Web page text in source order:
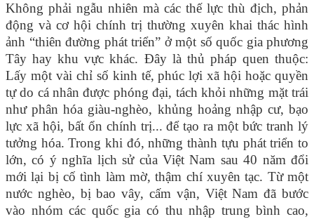
Không phải ngẫu nhiên mà các thế lực thù địch, phản
động và cơ hội chính trị thường xuyên khai thác hình
ảnh “thiên đường phát triển” ở một số quốc gia phương
Tây hay khu vực khác. Đây là thủ pháp quen thuộc:
Lấy một vài chỉ số kinh tế, phúc lợi xã hội hoặc quyền
tự do cá nhân được phóng đại, tách khỏi những mặt trái
như phân hóa giàu-nghèo, khủng hoảng nhập cư, bạo
lực xã hội, bất ổn chính trị... để tạo ra một bức tranh lý
tưởng hóa. Trong khi đó, những thành tựu phát triển to
lớn, có ý nghĩa lịch sử của Việt Nam sau 40 năm đổi
mới lại bị cố tình làm mờ, thậm chí xuyên tạc. Từ một
nước nghèo, bị bao vây, cấm vận, Việt Nam đã bước
vào nhóm các quốc gia có thu nhập trung bình cao,